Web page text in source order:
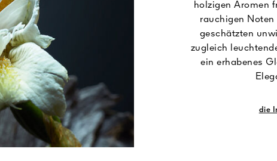
holzigen Aromen
rauchigen
geschätzten
zugleich
ein erhabenes
die